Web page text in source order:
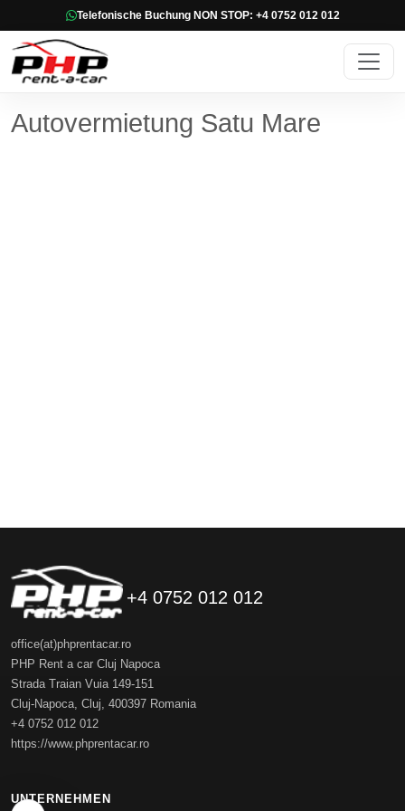
Telefonische Buchung NON STOP: +4 0752 012 012
Autovermietung Satu Mare
+4 0752 012 012
office(at)phprentacar.ro
PHP Rent a car Cluj Napoca
Strada Traian Vuia 149-151
Cluj-Napoca, Cluj, 400397 Romania
+4 0752 012 012
https://www.phprentacar.ro
UNTERNEHMEN